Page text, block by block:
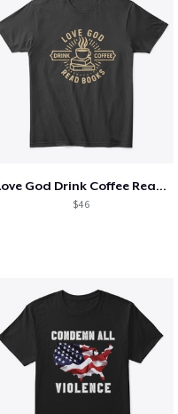
Love God Drink Coffee Read Books
$46